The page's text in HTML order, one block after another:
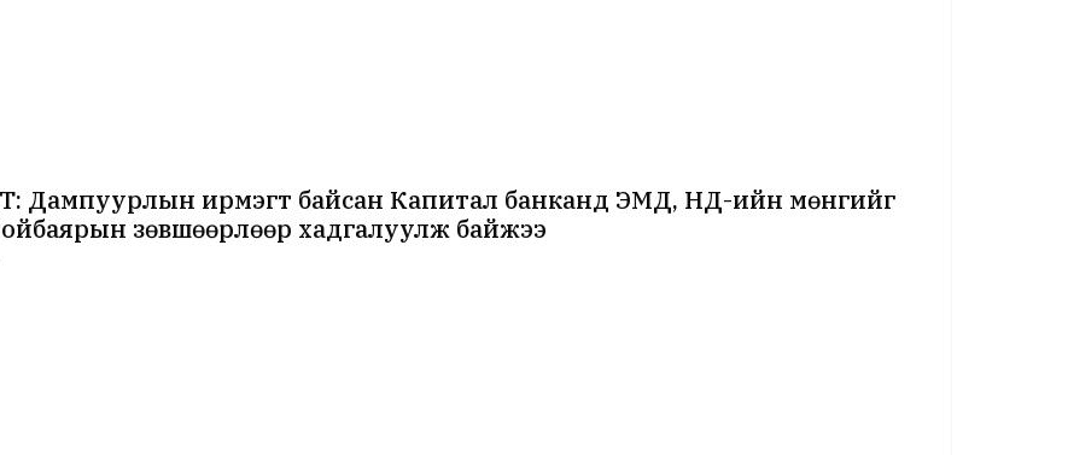
Дампуурлын ирмэгт байсан Капитал банканд ЭМД, НД-ийн мөнгийг
зөвшөөрлөөр хадгалуулж байжээ